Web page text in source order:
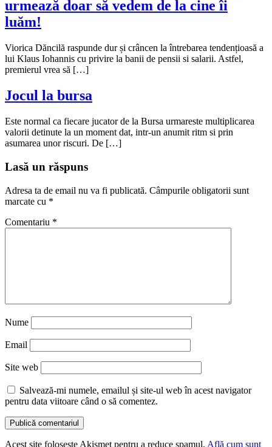
urmează doar să vedem de la cine îi
luăm!
Viorica Dăncilă raspunde dur și crâncen la întrebarea tendențioasă a
lui Klaus Iohannis cu privire la banii de pensii si salarii. Astfel,
premierul vrea să […]
Jocul la bursa
Este normal ca fiecare jucator de la Bursa urmareste multiplicarea
valorii detinute la un moment dat, intr-un anumit ritm si prin
asumarea unor riscuri. De […]
Lasă un răspuns
Adresa ta de email nu va fi publicată. Câmpurile obligatorii sunt
marcate cu *
Comentariu *
Nume
Email
Site web
Salvează-mi numele, emailul și site-ul web în acest navigator
pentru data viitoare când o să comentez.
Acest site folosește Akismet pentru a reduce spamul. Află cum sunt